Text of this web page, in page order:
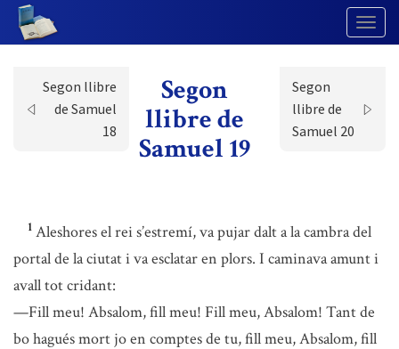
Segon llibre
de Samuel
18
Segon
llibre de
Samuel 19
Segon
llibre de
Samuel 20
1 Aleshores el rei s’estremí, va pujar dalt a la cambra del
portal de la ciutat i va esclatar en plors. I caminava amunt i
avall tot cridant:
—Fill meu! Absalom, fill meu! Fill meu, Absalom! Tant de
bo hagués mort jo en comptes de tu, fill meu, Absalom, fill